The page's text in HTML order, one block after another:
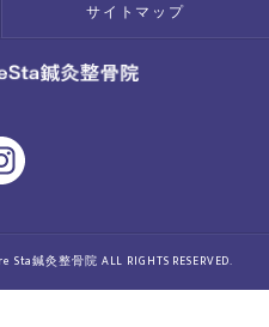
サイトマップ
鍼灸整骨院 ALL RIGHTS RESERVED.